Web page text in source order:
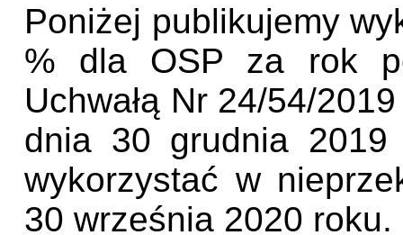
Poniżej publikujemy
% dla OSP za rok
Uchwałą Nr 24/54/
dnia 30 grudnia
wykorzystać w
30 września 2020 roku.